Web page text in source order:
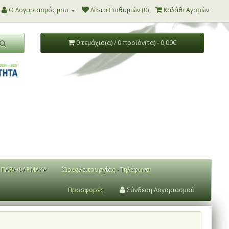
Ο Λογαριασμός μου Λίστα Επιθυμιών (0) Καλάθι Αγορών
0 τεμάχιο(α) / 0 προϊόν(τα) - 0,00€
ΠΑΡΑΦΑΡΜΑΚΑ Ώρες λειτουργίας - Τηλέφωνα
Προσφορές Σύνδεση Λογαριασμού